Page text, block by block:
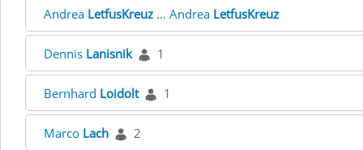
Andrea LetfusKreuz ... Andrea LetfusKreuz
Dennis Lanisnik 1
Bernhard Loidolt 1
Marco Lach 2